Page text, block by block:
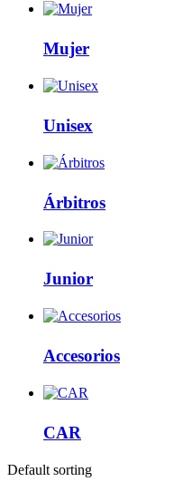
Mujer
Unisex
Árbitros
Junior
Accesorios
CAR
Default sorting